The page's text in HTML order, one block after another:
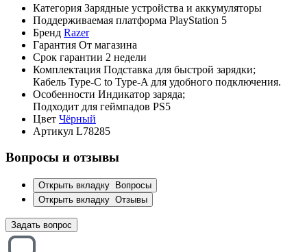
Категория Зарядные устройства и аккумуляторы
Поддерживаемая платформа PlayStation 5
Бренд Razer
Гарантия От магазина
Срок гарантии 2 недели
Комплектация Подставка для быстрой зарядки;
Кабель Type-C to Type-A для удобного подключения.
Особенности Индикатор заряда;
Подходит для геймпадов PS5
Цвет Чёрный
Артикул L78285
Вопросы и отзывы
Открыть вкладку
Вопросы
Открыть вкладку Отзывы
Задать вопрос